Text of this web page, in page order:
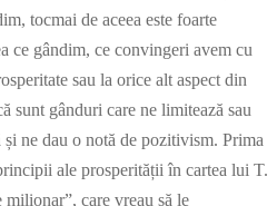
tocmai de aceea este foarte
ce gândim, ce convingeri avem cu
sau la orice alt aspect din
sunt gânduri care ne limitează sau
ne dau o notă de pozitivism. Prima
ale prosperității în cartea lui T.
care vreau să le